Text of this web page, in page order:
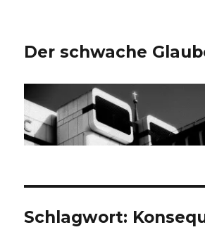
Der schwache
Schlagwort: